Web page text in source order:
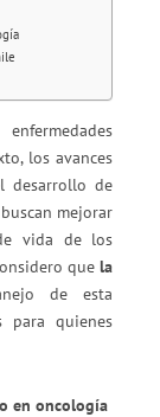
los avances
desarrollo de
mejorar
vida de los
quela
de esta
para quienes
en oncología